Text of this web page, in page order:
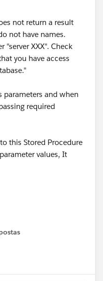
not return a result
not have names.
"server XXX". Check
you have access
parameters and when
required
this Stored Procedure
values, It